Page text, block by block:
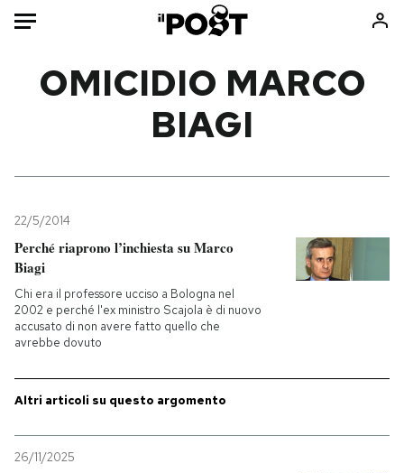
Mondo
Tecnologia
Internet
Cultura
Economia
Libri
Ok Boomer!
Europa
PODCAST
OMICIDIO MARCO
BIAGI
22/5/2014
Perché riaprono l’inchiesta su Marco
Biagi
Chi era il professore ucciso a Bologna nel
2002 e perché l'ex ministro Scajola è di nuovo
accusato di non avere fatto quello che
avrebbe dovuto
Altri articoli su questo argomento
26/11/2025